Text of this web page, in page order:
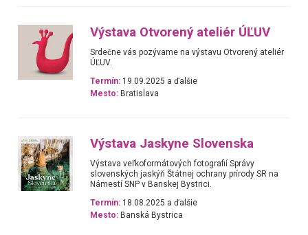
Výstava Otvorený ateliér ÚĽUV
Srdečne vás pozývame na výstavu Otvorený ateliér
ÚĽUV.
Termín: 19.09.2025 a ďalšie
Mesto: Bratislava
Výstava Jaskyne Slovenska
Výstava veľkoformátových fotografií Správy
slovenských jaskýň Štátnej ochrany prírody SR na
Námestí SNP v Banskej Bystrici.
Termín: 18.08.2025 a ďalšie
Mesto: Banská Bystrica